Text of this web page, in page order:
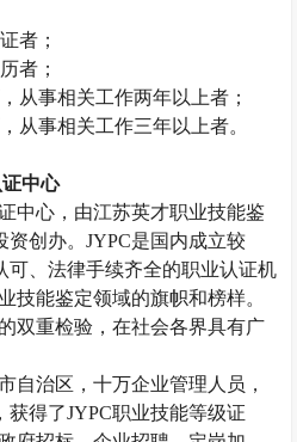
者；
者；
从事相关工作两年以上者；
从事相关工作三年以上者。
中心
中心，由江苏英才职业技能鉴
资创办。JYPC是国内成立较
可、法律手续齐全的职业认证机
技能鉴定领域的旗帜和榜样。
双重检验，在社会各界具有广
自治区，十万企业管理人员，
得了JYPC职业技能等级证